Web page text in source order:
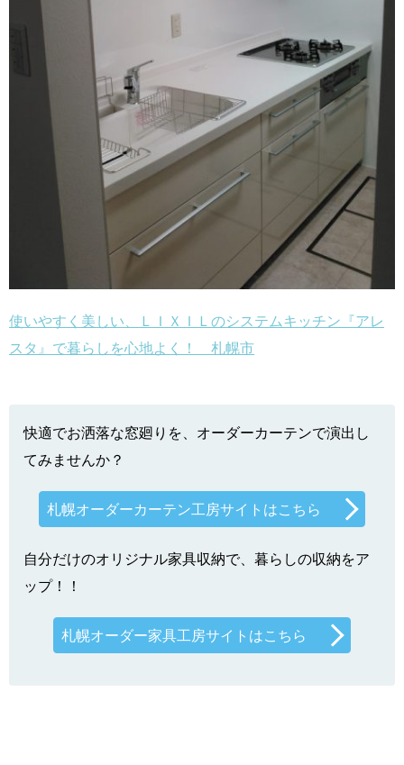
使いやすく美しい、ＬＩＸＩＬのシステムキッチン『アレ
スタ』で暮らしを心地よく！ 札幌市
快適でお洒落な窓廻りを、オーダーカーテンで演出し
てみませんか？
札幌オーダーカーテン工房サイトはこちら
自分だけのオリジナル家具収納で、暮らしの収納をア
ップ！！
札幌オーダー家具工房サイトはこちら